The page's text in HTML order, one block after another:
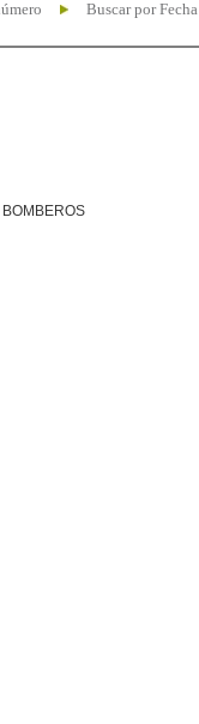
Buscar por Fecha